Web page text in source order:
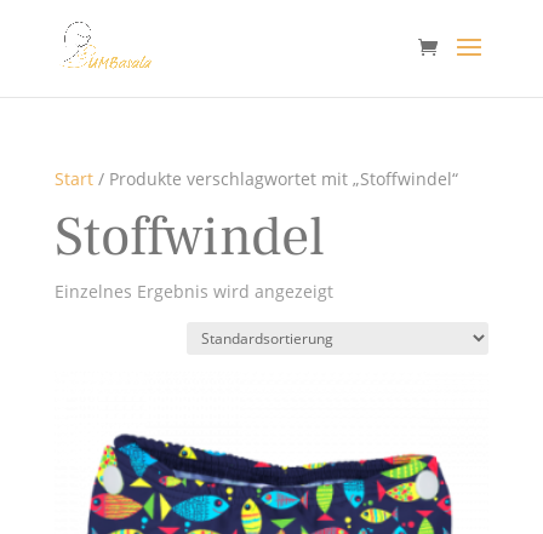
Start/ Produkte verschlagwortet mit „Stoffwindel“
Stoffwindel
Einzelnes Ergebnis wird angezeigt